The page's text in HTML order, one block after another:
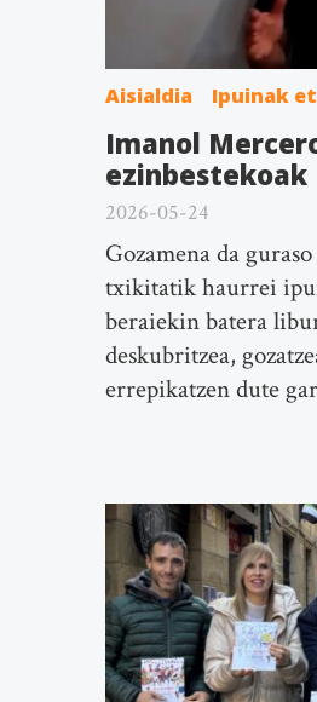
Aisialdia Ipuinak
Imanol
ezinbestekoak
2026-05-24
Gozamena da
txikitatik haurrei
beraiekin batera
deskubritzea,
errepikatzen dute